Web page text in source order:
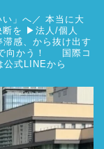
」へ／ 本当に大
を ▶︎法人/個人
感、から抜け出す
かう！
国際コ
公式LINEから